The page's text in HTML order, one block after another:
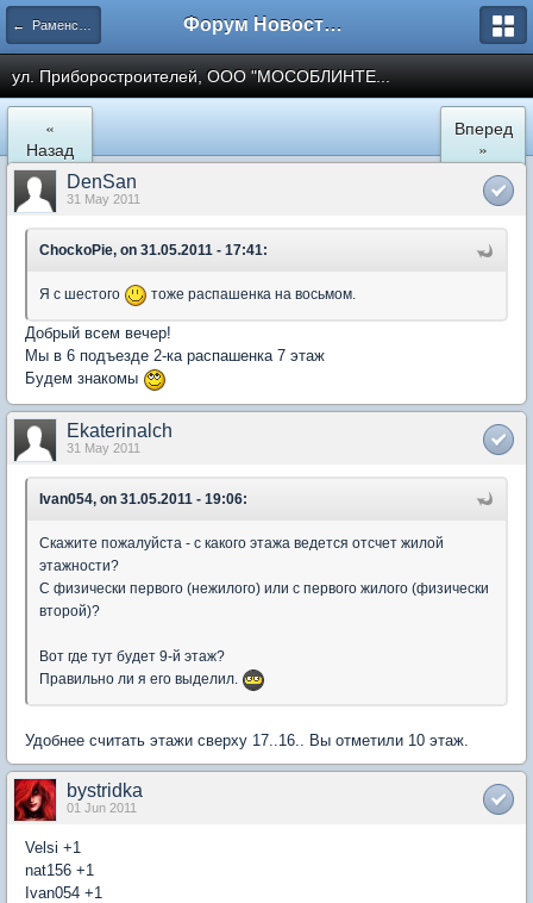
← Раменское Форум Новостройки
ул. Приборостроителей, ООО "МОСОБЛИНТЕ...
«
Назад
Вперед
»
DenSan
31 May 2011
ChockoPie, on 31.05.2011 - 17:41:
Я с шестого тоже распашенка на восьмом.
Добрый всем вечер!
Мы в 6 подъезде 2-ка распашенка 7 этаж
Будем знакомы
Ekaterinalch
31 May 2011
Ivan054, on 31.05.2011 - 19:06:
Скажите пожалуйста - с какого этажа ведется отсчет жилой
этажности?
С физически первого (нежилого) или с первого жилого (физически
второй)?
Вот где тут будет 9-й этаж?
Правильно ли я его выделил.
Удобнее считать этажи сверху 17..16.. Вы отметили 10 этаж.
bystridka
01 Jun 2011
Velsi +1
nat156 +1
Ivan054 +1